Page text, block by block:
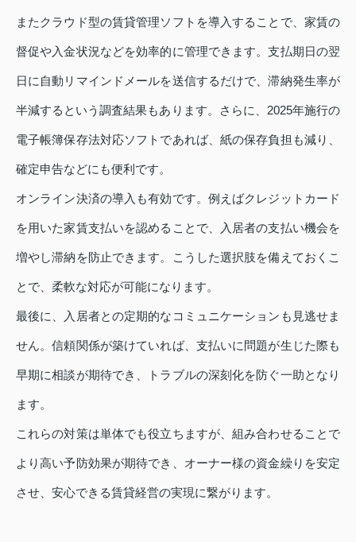
またクラウド型の賃貸管理ソフトを導入することで、家賃の
督促や入金状況などを効率的に管理できます。支払期日の翌
日に自動リマインドメールを送信するだけで、滞納発生率が
半減するという調査結果もあります。さらに、2025年施行の
電子帳簿保存法対応ソフトであれば、紙の保存負担も減り、
確定申告などにも便利です。
オンライン決済の導入も有効です。例えばクレジットカード
を用いた家賃支払いを認めることで、入居者の支払い機会を
増やし滞納を防止できます。こうした選択肢を備えておくこ
とで、柔軟な対応が可能になります。
最後に、入居者との定期的なコミュニケーションも見逃せま
せん。信頼関係が築けていれば、支払いに問題が生じた際も
早期に相談が期待でき、トラブルの深刻化を防ぐ一助となり
ます。
これらの対策は単体でも役立ちますが、組み合わせることで
より高い予防効果が期待でき、オーナー様の資金繰りを安定
させ、安心できる賃貸経営の実現に繋がります。